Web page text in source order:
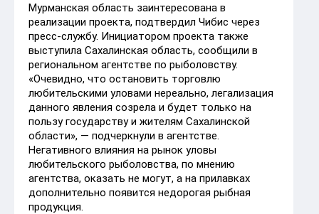
Мурманская область заинтересована в
реализации проекта, подтвердил Чибис через
пресс-службу. Инициатором проекта также
выступила Сахалинская область, сообщили в
региональном агентстве по рыболовству.
«Очевидно, что остановить торговлю
любительскими уловами нереально, легализация
данного явления созрела и будет только на
пользу государству и жителям Сахалинской
области», — подчеркнули в агентстве.
Негативного влияния на рынок уловы
любительского рыболовства, по мнению
агентства, оказать не могут, а на прилавках
дополнительно появится недорогая рыбная
продукция.